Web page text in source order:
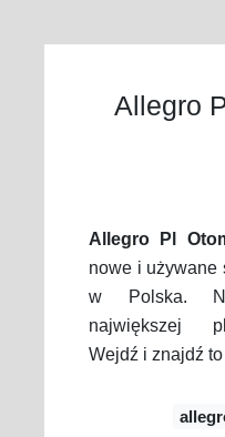
Allegro
Allegro Pl
nowe i używane
w Polska.
największej
Wejdź i znajdź